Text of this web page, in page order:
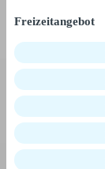
Freizeitangebot